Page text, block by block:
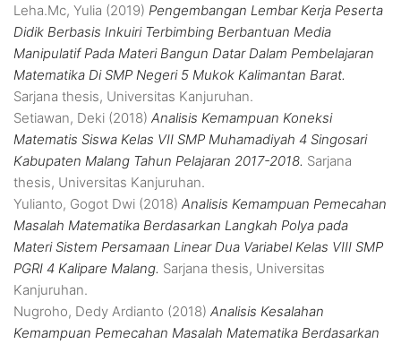
Leha.Mc, Yulia (2019) Pengembangan Lembar Kerja Peserta
Didik Berbasis Inkuiri Terbimbing Berbantuan Media
Manipulatif Pada Materi Bangun Datar Dalam Pembelajaran
Matematika Di SMP Negeri 5 Mukok Kalimantan Barat.
Sarjana thesis, Universitas Kanjuruhan.
Setiawan, Deki (2018) Analisis Kemampuan Koneksi
Matematis Siswa Kelas VII SMP Muhamadiyah 4 Singosari
Kabupaten Malang Tahun Pelajaran 2017-2018. Sarjana
thesis, Universitas Kanjuruhan.
Yulianto, Gogot Dwi (2018) Analisis Kemampuan Pemecahan
Masalah Matematika Berdasarkan Langkah Polya pada
Materi Sistem Persamaan Linear Dua Variabel Kelas VIII SMP
PGRI 4 Kalipare Malang. Sarjana thesis, Universitas
Kanjuruhan.
Nugroho, Dedy Ardianto (2018) Analisis Kesalahan
Kemampuan Pemecahan Masalah Matematika Berdasarkan